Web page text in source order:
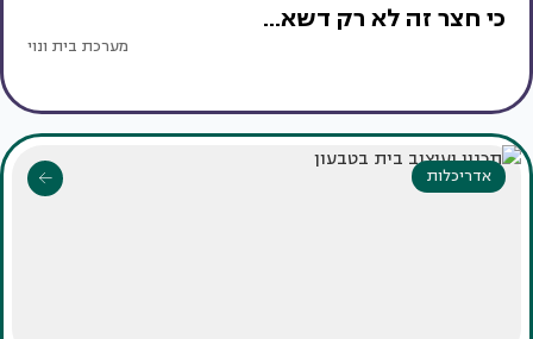
כי חצר זה לא רק דשא...
מערכת בית ונוי
אדריכלות